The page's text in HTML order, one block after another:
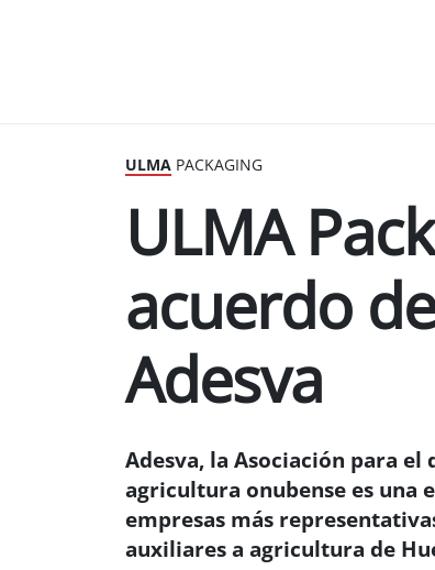
ULMA PACKAGING
ULMA
acuerdo
Adesva
Adesva, la Asociación para
agricultura onubense es una
empresas más
auxiliares a agricultura de